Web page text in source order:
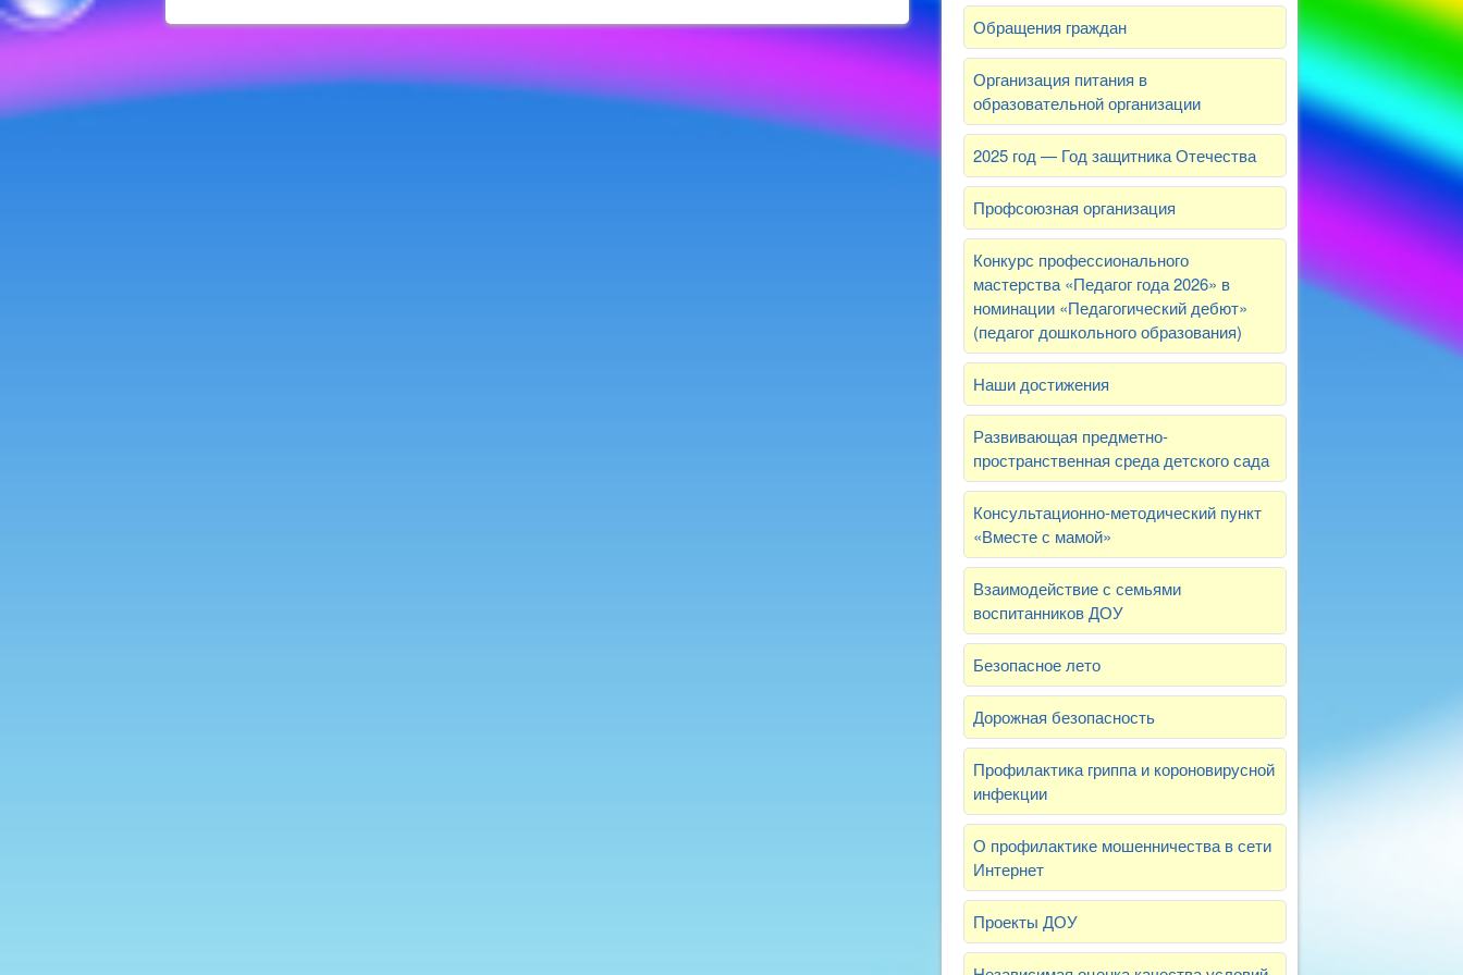
Обращения граждан
Организация питания в
образовательной организации
2025 год — Год защитника Отечества
Профсоюзная организация
Конкурс профессионального
мастерства «Педагог года 2026» в
номинации «Педагогический дебют»
(педагог дошкольного образования)
Наши достижения
Развивающая предметно-
пространственная среда детского сада
Консультационно-методический пункт
«Вместе с мамой»
Взаимодействие с семьями
воспитанников ДОУ
Безопасное лето
Дорожная безопасность
Профилактика гриппа и короновирусной
инфекции
О профилактике мошенничества в сети
Интернет
Проекты ДОУ